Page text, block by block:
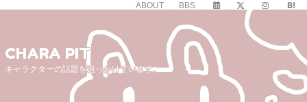
ABOUT BBS
CHARA PIT
キャラクターの話題を追っかけています。